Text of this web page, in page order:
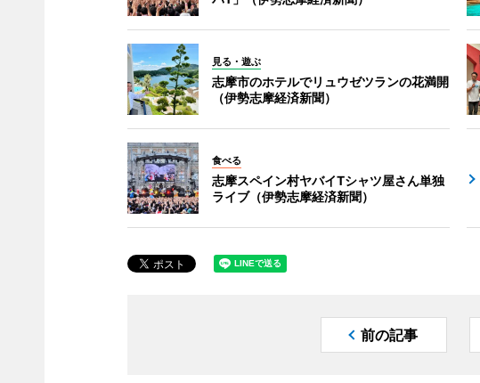
見る・遊ぶ
志摩市のホテルでリュウゼツランの花満開
（伊勢志摩経済新聞）
食べる
志摩スペイン村ヤバイTシャツ屋さん単独
ライブ（伊勢志摩経済新聞）
前の記事